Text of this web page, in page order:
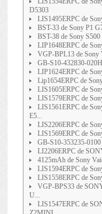
D5303
LIS1495ERPC de
BST-33 de Sony P1
BST-38 de Sony
LIP1648ERPC de
VGP-BPL13 de
GB-S10-432830-
LIP1624ERPC de
Lip1654ERPC de
LIS1605ERPC de
LIS1579ERPC de
LIS1561ERPC de
E5...
LIS2206ERPC de
LIS1569ERPC de
GB-S10-353235-0100
LI2206ERPC de
4125mAh de Sony
LIS1594ERPC de
LIS1558ERPC de
VGP-BPS33 de
U...
LIS1547ERPC de